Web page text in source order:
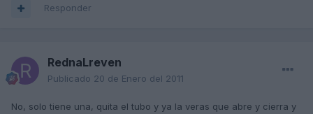
Responder
RednaLreven
Publicado 20 de Enero del 2011
No, solo tiene una, quita el tubo y ya la veras que abre y cierra y